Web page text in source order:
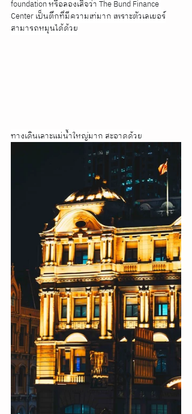
foundation หรือลองเสิจว่า The Bund Finance
Center เป็นตึกที่มีความเท่มาก เพราะตัวเลเยอร์
สามารถหมุนได้ด้วย
ทางเดินเลาะแม่น้ำใหญ่มาก สะอาดด้วย